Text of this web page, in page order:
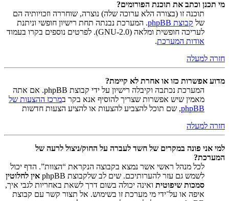
מי תכנן וכתב את תוכנת הפורומים?
תוכנה זו (בצורה הלא ערוכה שלה) נוצרה, שוחררה וזכויותיה הם
של קבוצת phpBB
. המערכת נבנתה תחת רישיון חופשי וניתנת
לעריכה חופשית ומלאה (GNU-2.0). לפרטים נוספים בקרו בעמוד
אודות המערכת.
חזרה למעלה
מדוע אפשרות כזו או אחרת לא קיימת?
המערכת נכתבה וקיבלה רישיון על ידי קבוצת phpBB. אם אתה
מאמין שיש אפשרות שצריך להוסיף אנא בקר במרכז ההצעות של
phpBB, שם תוכל להצביע להצעות או להציע הצעות חדשות
חזרה למעלה
למי אני פונה במקרים של חשד לעברה על החוק/ניצול לרעה של
המערכת?
לכל מנהל ראשי אשר נמצא בקבוצה הנקראת “הצוות”. הדף יכול
לשמש גם עזר להערותיכם. שים לב שלקבוצת phpBB
אין לחלוטין
סמכות שיפוטית ואינה יכולה בשום דרך לשאת באחריות לגבי איך,
איפה או על־ידי מי מערכת זו בשימוש. אל תצור קשר עם קבוצת